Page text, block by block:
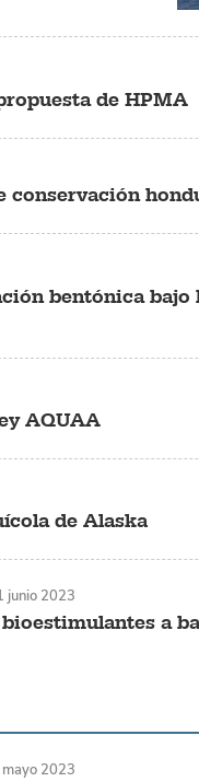
de HPMA
conservación
bentónica
AQUAA
de Alaska
a
junio 2023
2023